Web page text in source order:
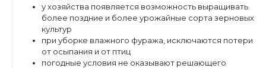
у хозяйства появляется возможность выращивать
более поздние и более урожайные сорта зерновых
культур
при уборке влажного фуража, исключаются потери
от осыпания и от птиц
погодные условия не оказывают решающего